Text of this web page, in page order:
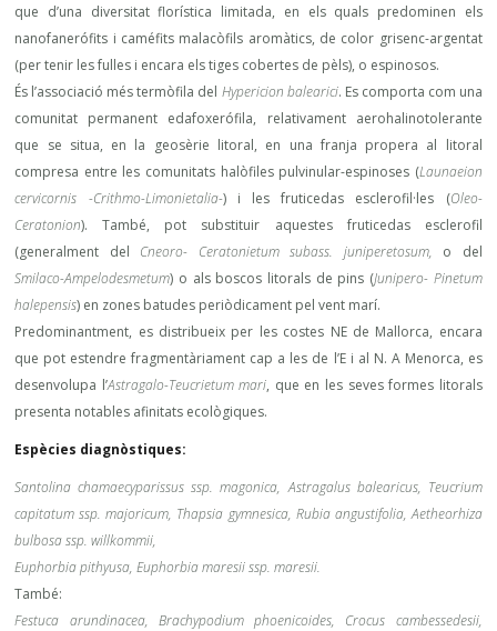
que d’una diversitat florística limitada, en els quals predominen els
nanofanerófits i caméfits malacòfils aromàtics, de color grisenc-argentat
(per tenir les fulles i encara els tiges cobertes de pèls), o espinosos.
És l’associació més termòfila del Hypericion balearici. Es comporta com una
comunitat permanent edafoxerófila, relativament aerohalinotolerante
que se situa, en la geosèrie litoral, en una franja propera al litoral
compresa entre les comunitats halòfiles pulvinular-espinoses (Launaeion
cervicornis -Crithmo-Limonietalia-) i les fruticedas esclerofil·les (Oleo-
Ceratonion). També, pot substituir aquestes fruticedas esclerofil
(generalment del Cneoro- Ceratonietum subass. juniperetosum, o del
Smilaco-Ampelodesmetum) o als boscos litorals de pins (Junipero- Pinetum
halepensis) en zones batudes periòdicament pel vent marí.
Predominantment, es distribueix per les costes NE de Mallorca, encara
que pot estendre fragmentàriament cap a les de l’E i al N. A Menorca, es
desenvolupa l’Astragalo-Teucrietum mari, que en les seves formes litorals
presenta notables afinitats ecològiques.
Espècies diagnòstiques:
Santolina chamaecyparissus ssp. magonica, Astragalus balearicus, Teucrium
capitatum ssp. majoricum, Thapsia gymnesica, Rubia angustifolia, Aetheorhiza
bulbosa ssp. willkommii,
Euphorbia pithyusa, Euphorbia maresii ssp. maresii.
També:
Festuca arundinacea, Brachypodium phoenicoides, Crocus cambessedesii,